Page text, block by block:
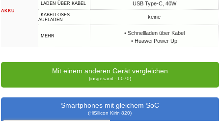
AKKU
LADEN ÜBER KABEL USB Type-C, 40W
KABELLOSES
AUFLADEN
keine
MEHR
• Schnellladen über Kabel
• Huawei Power Up
Mit einem anderen Gerät vergleichen
(insgesamt - 6070)
Smartphones mit gleichem SoC
(HiSilicon Kirin 820)